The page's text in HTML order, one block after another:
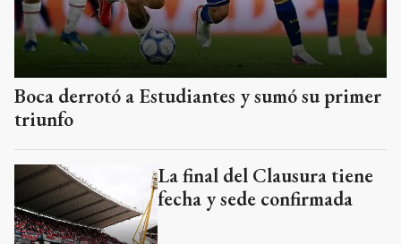
Boca derrotó a Estudiantes y sumó su primer
triunfo
La final del Clausura tiene
fecha y sede confirmada